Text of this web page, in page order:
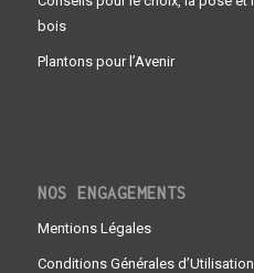
bois
Plantons pour l’Avenir
NOS ENGAGEMENTS
Mentions Légales
Conditions Générales d’Utilisation